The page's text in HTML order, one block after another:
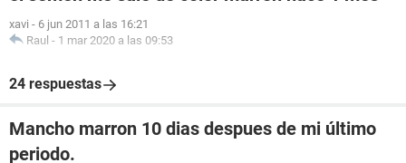
xavi - 6 jun 2011 a las 16:21
Raul - 1 mar 2020 a las 09:53
24 respuestas
Mancho marron 10 dias despues de mi último
periodo.